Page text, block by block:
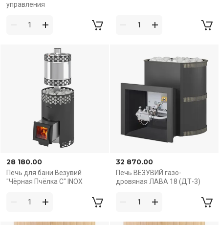
управления
28 180.00
Печь для бани Везувий
"Чёрная Пчёлка С" INOX
32 870.00
Печь ВЕЗУВИЙ газо-
дровяная ЛАВА 18 (ДТ-3)